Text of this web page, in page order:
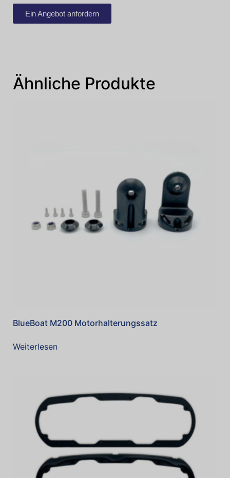
Ein Angebot anfordern
Ähnliche Produkte
BlueBoat M200 Motorhalterungssatz
Weiterlesen